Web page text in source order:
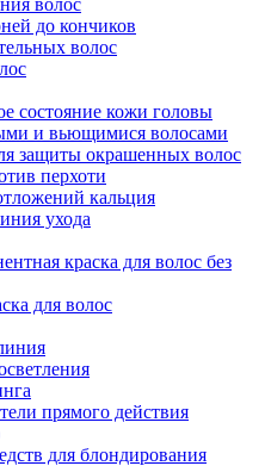
волос
до кончиков
волос
состояние кожи головы
и вьющимися волосами
защиты окрашенных волос
перхоти
кальция
ухода
краска для волос без
для волос
прямого действия
для блондирования